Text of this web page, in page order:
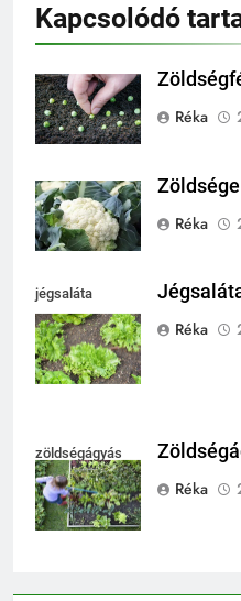
Kapcsolódó
Réka
Réka
jégsaláta
termesztése
Réka
zöldségágyás
Réka